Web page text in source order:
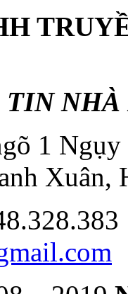
1
Xuân,